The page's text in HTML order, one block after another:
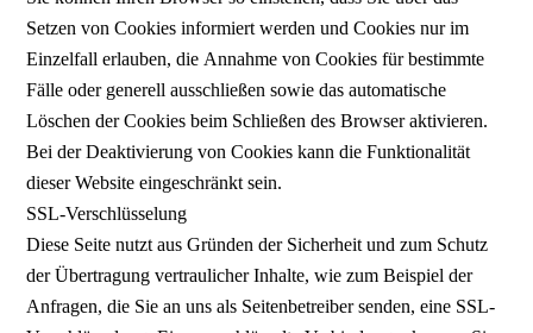
Setzen von Cookies informiert werden und Cookies nur im
Einzelfall erlauben, die Annahme von Cookies für bestimmte
Fälle oder generell ausschließen sowie das automatische
Löschen der Cookies beim Schließen des Browser aktivieren.
Bei der Deaktivierung von Cookies kann die Funktionalität
dieser Website eingeschränkt sein.
SSL-Verschlüsselung
Diese Seite nutzt aus Gründen der Sicherheit und zum Schutz
der Übertragung vertraulicher Inhalte, wie zum Beispiel der
Anfragen, die Sie an uns als Seitenbetreiber senden, eine SSL-